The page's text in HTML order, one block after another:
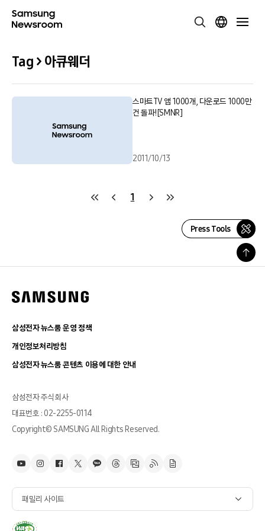
Tag > 아큐웨더
스마트TV 앱 1000개, 다운로드 1000만
건 돌파![SMNR]
2011/10/13
1
Press Tools
삼성전자 뉴스룸 운영 정책
개인정보처리방침
삼성전자 뉴스룸 콘텐츠 이용에 대한 안내
삼성전자 주식회사
대표번호 : 02-2255-0114
Copyright© SAMSUNG All Rights Reserved.
패밀리 사이트